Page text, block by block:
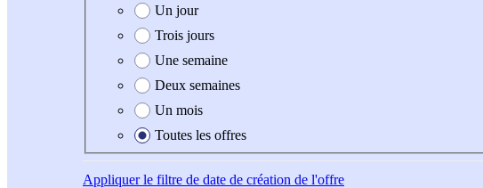
Date de création de l'offre
Un jour
Trois jours
Une semaine
Deux semaines
Un mois
Toutes les offres
Appliquerle filtre de date de création de l'offre